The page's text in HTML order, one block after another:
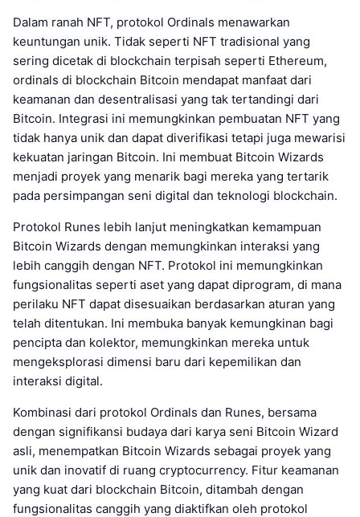
Dalam ranah NFT, protokol Ordinals menawarkan
keuntungan unik. Tidak seperti NFT tradisional yang
sering dicetak di blockchain terpisah seperti Ethereum,
ordinals di blockchain Bitcoin mendapat manfaat dari
keamanan dan desentralisasi yang tak tertandingi dari
Bitcoin. Integrasi ini memungkinkan pembuatan NFT yang
tidak hanya unik dan dapat diverifikasi tetapi juga mewarisi
kekuatan jaringan Bitcoin. Ini membuat Bitcoin Wizards
menjadi proyek yang menarik bagi mereka yang tertarik
pada persimpangan seni digital dan teknologi blockchain.
Protokol Runes lebih lanjut meningkatkan kemampuan
Bitcoin Wizards dengan memungkinkan interaksi yang
lebih canggih dengan NFT. Protokol ini memungkinkan
fungsionalitas seperti aset yang dapat diprogram, di mana
perilaku NFT dapat disesuaikan berdasarkan aturan yang
telah ditentukan. Ini membuka banyak kemungkinan bagi
pencipta dan kolektor, memungkinkan mereka untuk
mengeksplorasi dimensi baru dari kepemilikan dan
interaksi digital.
Kombinasi dari protokol Ordinals dan Runes, bersama
dengan signifikansi budaya dari karya seni Bitcoin Wizard
asli, menempatkan Bitcoin Wizards sebagai proyek yang
unik dan inovatif di ruang cryptocurrency. Fitur keamanan
yang kuat dari blockchain Bitcoin, ditambah dengan
fungsionalitas canggih yang diaktifkan oleh protokol